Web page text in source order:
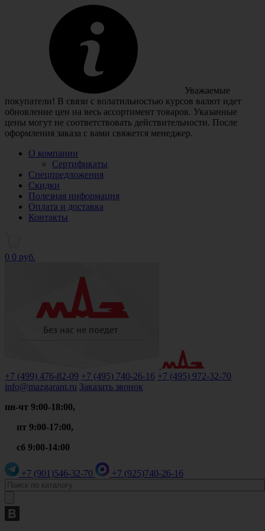
Уважаемые
покупатели! В связи с волатильностью курсов валют идет
обновление цен на весь ассортимент товаров. Указанные
цены могут не соответствовать действительности. После
оформления заказа с вами свяжется менеджер.
О компании
Сертификаты
Спецпредложения
Скидки
Полезная информация
Оплата и доставка
Контакты
0 0 руб.
+7 (499) 476-82-09 +7 (495) 740-26-16 +7 (495) 972-32-70
info@mazgarant.ru Заказать звонок
пн-чт 9:00-18:00,
пт 9:00-17:00,
сб 9:00-14:00
+7 (901)546-32-70 +7 (925)740-26-16